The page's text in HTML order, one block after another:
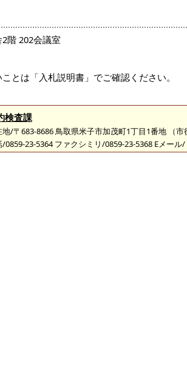
階 202会議室
とは「入札説明書」でご確認ください。
検査課
地/〒683-8686 鳥取県米子市加茂町1丁目1番地 （
/0859-23-5364 ファクシミリ/0859-23-5368 Eメール/